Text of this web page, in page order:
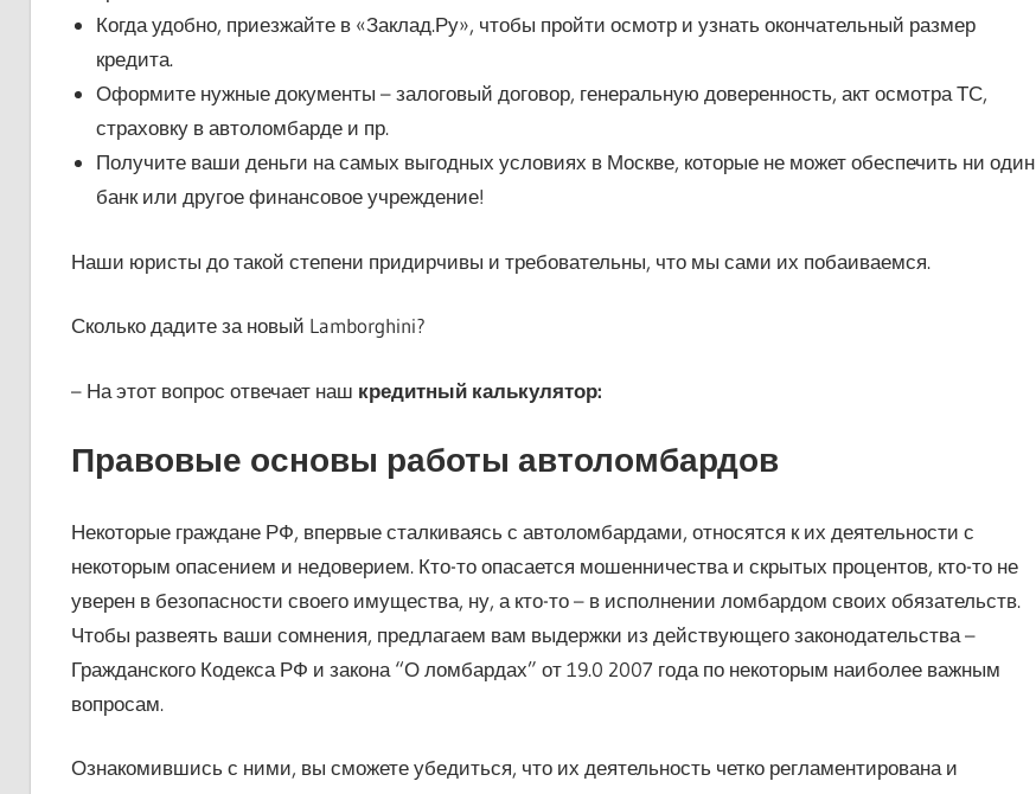
Когда удобно, приезжайте в «Заклад.Ру», чтобы пройти осмотр и узнать окончательный размер
кредита.
Оформите нужные документы – залоговый договор, генеральную доверенность, акт осмотра ТС,
страховку в автоломбарде и пр.
Получите ваши деньги на самых выгодных условиях в Москве, которые не может обеспечить ни один
банк или другое финансовое учреждение!
Наши юристы до такой степени придирчивы и требовательны, что мы сами их побаиваемся.
Сколько дадите за новый Lamborghini?
– На этот вопрос отвечает наш кредитный калькулятор:
Правовые основы работы автоломбардов
Некоторые граждане РФ, впервые сталкиваясь с автоломбардами, относятся к их деятельности с
некоторым опасением и недоверием. Кто-то опасается мошенничества и скрытых процентов, кто-то не
уверен в безопасности своего имущества, ну, а кто-то – в исполнении ломбардом своих обязательств.
Чтобы развеять ваши сомнения, предлагаем вам выдержки из действующего законодательства –
Гражданского Кодекса РФ и закона “О ломбардах” от 19.0 2007 года по некоторым наиболее важным
вопросам.
Ознакомившись с ними, вы сможете убедиться, что их деятельность четко регламентирована и